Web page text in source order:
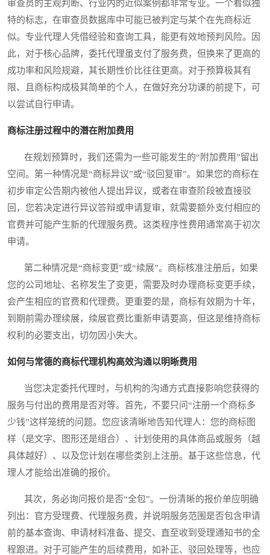
审查员的主观判断、行业内的近似案例都非常专业。一个看似独
特的标志，在审查员数据库中可能已被判定与某个在先商标近
似。专业代理人凭借经验和查询工具，能更有效地预判风险。因
此，对于核心品牌，委托代理虽支付了服务费，但换来了更高的
成功率和风险规避，其长期性价比往往更高。对于预算极其有
限、且商标构成极其简单的个人，在做好充分功课的前提下，可
以尝试自行申请。
商标注册过程中的潜在附加费用
在规划预算时，我们还需为一些可能发生的“附加费用”留出
空间。第一种情况是“商标异议”或“驳回复审”。如果您的商标在
初步审定公告期内被他人提出异议，或者在审查阶段被直接驳
回，您若决定进行异议答辩或申请复审，就需要额外支付相应的
官费并可能产生新的代理服务费。这类程序性费用通常高于初次
申请。
第二种情况是“商标变更”或“续展”。商标核准注册后，如果
您的公司地址、名称发生了变更，需要及时办理商标变更手续，
会产生相应的官费和代理费。更重要的是，商标有效期为十年，
到期前需办理续展，续展官费比重新申请要高，但这是维持商标
权利的必要支出，切勿因小失大。
如何与常德的商标代理机构高效沟通以明晰费用
当您决定委托代理时，与机构的沟通方式直接影响您获得的
服务与付出的费用是否对等。首先，不要只问“注册一个商标多
少钱”这样笼统的问题。您应该清晰地告知代理人：您的商标图
样（是文字、图形还是组合）、计划使用的具体商品或服务（越
具体越好）、以及您计划在哪些类别上注册。基于这些信息，代
理人才能给出准确的报价。
其次，务必询问报价是否“全包”。一份清晰的报价单应明确
列出：官方受理费、代理服务费，并说明服务范围是否包含申请
前的基本查询、申请材料准备、提交、直至收到受理通知书的全
程跟进。对于可能产生的后续费用，如补正、驳回处理等，也应